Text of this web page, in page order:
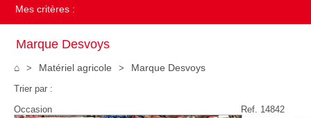
Mes critères :
⌂ Matériel agricole Marque Desvoys
Marque Desvoys
Trier par :
Occasion
Ref. 14842